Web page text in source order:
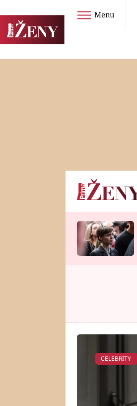
Menu
Horoskopy
HOROSKOP NA
CELEBRITY